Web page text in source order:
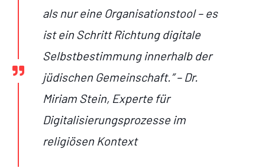
als nur eine Organisationstool – es
ist ein Schritt Richtung digitale
Selbstbestimmung innerhalb der
jüdischen Gemeinschaft.” – Dr.
Miriam Stein, Experte für
Digitalisierungsprozesse im
religiösen Kontext